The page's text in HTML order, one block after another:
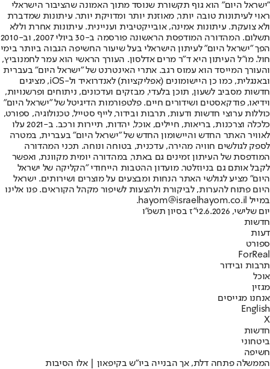
"ישראל היום" הוא גוף תקשורת שנוסד מתוך האמונה שהציבור הישראלי
ראוי לעיתונות טובה יותר, מאוזנת יותר ומדויקת יותר. עיתונות שמדברת
ולא צועקת. עיתונות אמינה, אובייקטיבית ועניינית. עיתונות אחרת וללא
תשלום. המהדורה המודפסת הראשונה פורסמה ב-30 ביולי 2007, וב-2010
הפך "ישראל היום" לעיתון הישראלי בעל שיעור החשיפה הגבוה ביותר בימי
חול. מו"ל העיתון היא ד"ר מרים אדלסון. העורך הראשי הוא עמר לחמנוביץ,
והעורך המייסד הוא עמוס רגב. אתרי האינטרנט של "ישראל היום" בעברית
ובאנגלית, כמו כן היישומונים (אפליקציות) לאנדרואיד ול-iOS, מציגים
חדשות מסביב לשעון, תוכן בלעדי, מבזקים ועדכונים, ניתוחים ופרשנויות,
וידיאו, פודקאסטים ושידורים חיים. פלטפורמות הדיגיטל של "ישראל היום"
כוללות ערוצי חדשות ודעות, תרבות ובידור, לייף סטייל, טכנולוגיה, ספורט,
כלכלה וצרכנות, בריאות, חיילים, אוכל, יהדות, תיירות ורכב. ב-2021 עלו
לאוויר האתר החדש והיישומון החדש של "ישראל היום" בעברית, במטרה
לספק לגולשים חוויה מהירה, עדכנית, בטוחה ונוחה. תכני המהדורה
המודפסת של העיתון זמינים גם באתר, במהדורה יומית מקוונת, ואפשר
לקבל אותם גם בניוזלטר. מועדון ההטבות הייחודי "הקליקה של ישראל
היום" מציע לגולשי האתר הנחות ומבצעים על מוצרים ושירותים. ישראל
היום פתוח להערות, לביקורת ולהצעות לשיפור מקהל הקוראים. פנו אלינו
במייל hayom@israelhayom.co.il.
יום שלישי, 2.6.2026
י"ז בסיון תשפ"ו
חדשות
דעות
ספורט
ForReal
תרבות ובידור
אוכל
מגזין
אנחנו מגייסים
English
X
חדשות
ביטחוני
חשיפה
הממשלה פתחה דלת, אך הבנייה ביו"ש בקיפאון | אלו הסיבות